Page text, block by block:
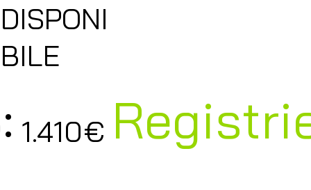
DISPONI
BILE
1.410€